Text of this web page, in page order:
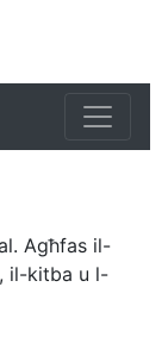
Agħfas il-
il-kitba u l-